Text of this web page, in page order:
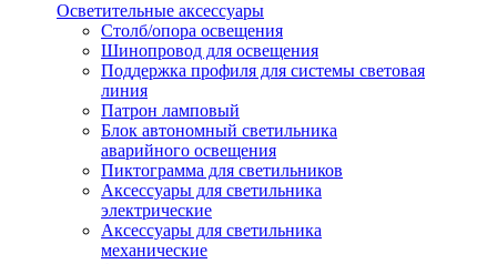
Осветительные аксессуары
Столб/опора освещения
Шинопровод для освещения
Поддержка профиля для системы световая
линия
Патрон ламповый
Блок автономный светильника
аварийного освещения
Пиктограмма для светильников
Аксессуары для светильника
электрические
Аксессуары для светильника
механические